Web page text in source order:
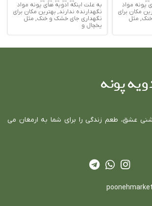
پونه مواد
مکان برای
مثل
به علت اینکه ادویه های پونه مواد
نگهدارنده ندارند, بهترین مکان برای
نگهداری جای خشک و خنک, مثل
یخچال و
پونه
عشق، طعم زندگي را براي شما به ارمغان مي